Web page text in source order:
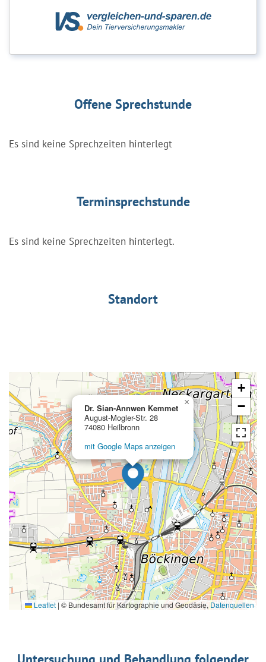
Offene Sprechstunde
Es sind keine Sprechzeiten hinterlegt
Terminsprechstunde
Es sind keine Sprechzeiten hinterlegt.
Standort
Dr. Sian-Annwen Kemmet
August-Mogler-Str. 28
74080 Heilbronn
mit Google Maps anzeigen
×
+
−
Leaflet | © Bundesamt für Kartographie und Geodäsie,Datenquellen